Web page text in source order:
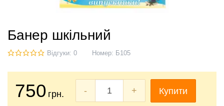
Банер шкільний
Відгуки: 0 Номер: Б105
750 грн. - + Купити